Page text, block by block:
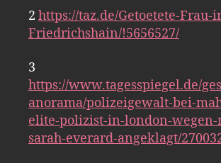
2 https://taz.de/Getoetete-Frau-
Friedrichshain/!5656527/
3
https://www.tagesspiegel.de/
anorama/polizeigewalt-bei-
elite-polizist-in-london-wegen-
sarah-everard-angeklagt/